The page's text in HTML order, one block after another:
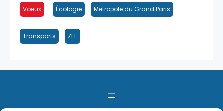
Voeux Écologie Metropole du Grand Paris
Transports ZFE